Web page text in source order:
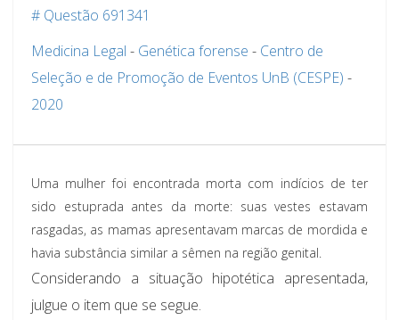
# Questão 691341
Medicina Legal - Genética forense - Centro de
Seleção e de Promoção de Eventos UnB (CESPE) -
2020
Uma mulher foi encontrada morta com indícios de ter
sido estuprada antes da morte: suas vestes estavam
rasgadas, as mamas apresentavam marcas de mordida e
havia substância similar a sêmen na região genital.
Considerando a situação hipotética apresentada,
julgue o item que se segue.